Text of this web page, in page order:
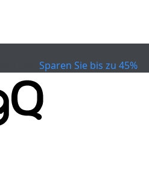
Sparen Sie bis zu 45%